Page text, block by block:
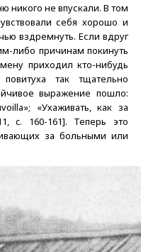
никого не впускали. В том
себя хорошо и
вздремнуть. Если вдруг
либо причинам покинуть
приходил кто-нибудь
так тщательно
выражение пошло:
«Ухаживать, как за
c. 160-161]. Теперь это
за больными или